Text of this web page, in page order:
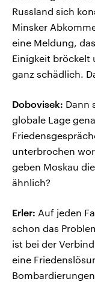
Russland sich
Minsker
eine Meldung,
Einigkeit bröckelt
ganz schädlich.
Dobovisek: Dann
globale Lage
unterbrochen
geben Moskau
ähnlich?
Erler: Auf jeden
schon das
ist bei der
eine